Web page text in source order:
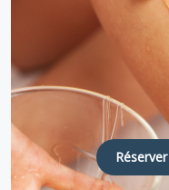
Réserver